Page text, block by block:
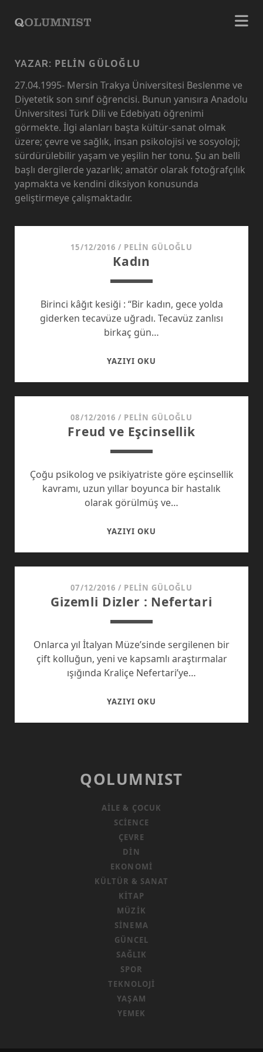
YAZAR: PELIN GÜLOĞLU
27.04.1995- Mersin Trakya Üniversitesi Beslenme ve
Diyetetik son sınıf öğrencisi. Bunun yanısıra Anadolu
Üniversitesi Türk Dili ve Edebiyatı öğrenimi
görmekte. İlgi alanları başta kültür-sanat olmak
üzere; çevre ve sağlık, insan psikolojisi ve sosyoloji;
sürdürülebilir yaşam ve yeşilin her tonu. Şu an belli
başlı dergilerde yazarlık; amatör olarak fotoğrafçılık
yapmakta ve kendini diksiyon konusunda
geliştirmeye çalışmaktadır.
15/12/2016 / PELIN GÜLOĞLU
Kadın
Birinci kâğıt kesiği : “Bir kadın, gece yolda
giderken tecavüze uğradı. Tecavüz zanlısı
birkaç gün…
YAZIYI OKU
08/12/2016 / PELIN GÜLOĞLU
Freud ve Eşcinsellik
Çoğu psikolog ve psikiyatriste göre eşcinsellik
kavramı, uzun yıllar boyunca bir hastalık
olarak görülmüş ve…
YAZIYI OKU
07/12/2016 / PELIN GÜLOĞLU
Gizemli Dizler : Nefertari
Onlarca yıl İtalyan Müze’sinde sergilenen bir
çift kolluğun, yeni ve kapsamlı araştırmalar
ışığında Kraliçe Nefertari’ye…
YAZIYI OKU
QOLUMNIST
AILE & ÇOCUK
SCIENCE
ÇEVRE
DIN
EKONOMI
KÜLTÜR & SANAT
KITAP
MÜZIK
SINEMA
GÜNCEL
SAĞLIK
SPOR
TEKNOLOJI
YAŞAM
YEMEK